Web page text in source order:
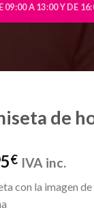
09:00 A 13:00 Y DE
de
€ IVA inc.
con la imagen